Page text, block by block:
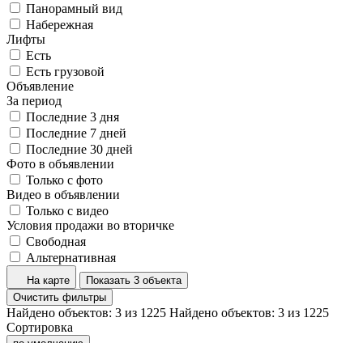
Панорамный вид
Набережная
Лифты
Есть
Есть грузовой
Объявление
За период
Последние 3 дня
Последние 7 дней
Последние 30 дней
Фото в объявлении
Только с фото
Видео в объявлении
Только с видео
Условия продажи во вторичке
Свободная
Альтернативная
На карте
Показать 3 объекта
Очистить фильтры
Найдено объектов: 3 из 1225 Найдено объектов: 3 из 1225
Сортировка